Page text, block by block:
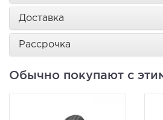
Доставка
Рассрочка
Обычно покупают с